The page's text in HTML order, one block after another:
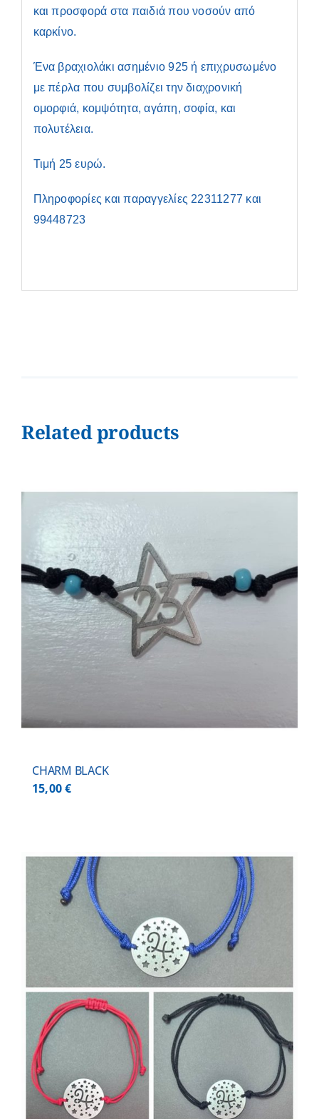
και προσφορά στα παιδιά που νοσούν από
καρκίνο.
Ένα βραχιολάκι ασημένιο 925 ή επιχρυσωμένο
με πέρλα που συμβολίζει την διαχρονική
ομορφιά, κομψότητα, αγάπη, σοφία, και
πολυτέλεια.
Τιμή 25 ευρώ.
Πληροφορίες και παραγγελίες 22311277 και
99448723
Related products
CHARM BLACK
15,00€